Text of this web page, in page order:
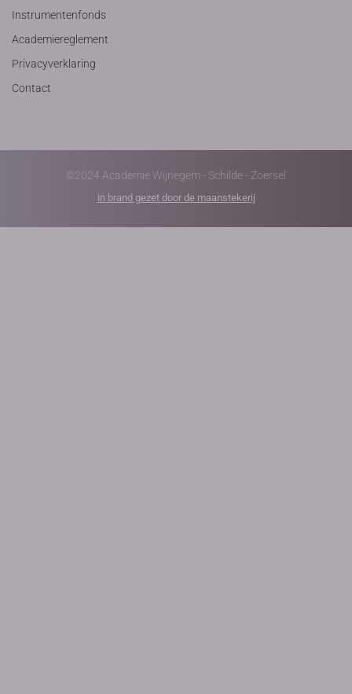
Instrumentenfonds
Academiereglement
Privacyverklaring
Contact
©2024 Academie Wijnegem - Schilde - Zoersel
in brand gezet door de maanstekerij